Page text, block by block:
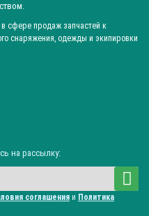
сфере продаж запчастей к
снаряжения, одежды и экипировки
на рассылку:
соглашения и Политика